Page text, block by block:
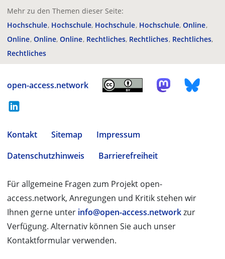
Mehr zu den Themen dieser Seite:
Hochschule Hochschule Hochschule Hochschule Online
Online Online Online Rechtliches Rechtliches Rechtliches
Rechtliches
open-access.network
Kontakt Sitemap
Impressum
Datenschutzhinweis
Barrierefreiheit
Für allgemeine Fragen zum Projekt open-
access.network, Anregungen und Kritik stehen wir
Ihnen gerne unter info@open-access.networkzur
Verfügung. Alternativ können Sie auch unser
Kontaktformular verwenden.